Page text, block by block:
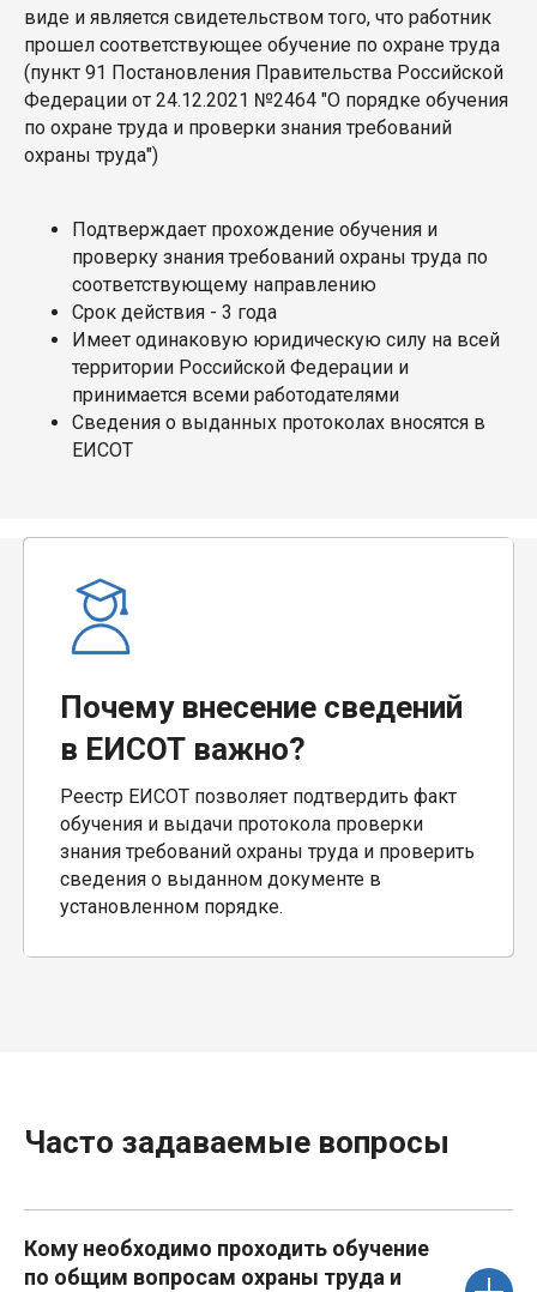
виде и является свидетельством того, что работник
прошел соответствующее обучение по охране труда
(пункт 91 Постановления Правительства Российской
Федерации от 24.12.2021 №2464 "О порядке обучения
по охране труда и проверки знания требований
охраны труда")
Подтверждает прохождение обучения и
проверку знания требований охраны труда по
соответствующему направлению
Срок действия - 3 года
Имеет одинаковую юридическую силу на всей
территории Российской Федерации и
принимается всеми работодателями
Сведения о выданных протоколах вносятся в
ЕИСОТ
Почему внесение сведений
в ЕИСОТ важно?
Реестр ЕИСОТ позволяет подтвердить факт
обучения и выдачи протокола проверки
знания требований охраны труда и проверить
сведения о выданном документе в
установленном порядке.
Часто задаваемые вопросы
Кому необходимо проходить обучение
по общим вопросам охраны труда и